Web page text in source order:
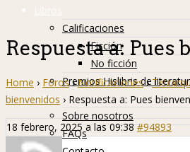
Libros
Calificaciones
Ficción
No ficción
Premios Hislibris de
Info
Sobre nosotros
FAQs
Respuesta a: Pues
Home › Foros › Notificaciones ›
bienvenidos › Respuesta a: Pues
18 febrero, 2025 a las 09:38 #94893